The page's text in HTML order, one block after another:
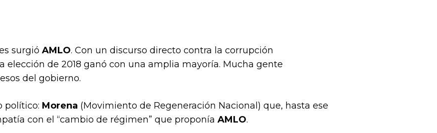
surgió AMLO. Con un discurso directo contra la corrupción
elección de 2018 ganó con una amplia mayoría. Mucha gente
del gobierno.
político: Morena (Movimiento de Regeneración Nacional) que, hasta ese
con el “cambio de régimen” que proponía AMLO.